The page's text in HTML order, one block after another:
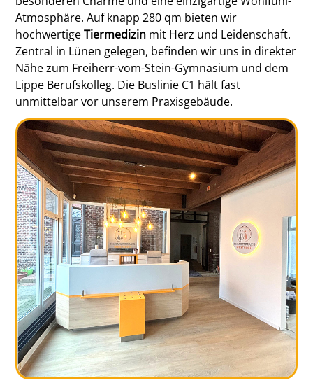
Atmosphäre. Auf knapp 280 qm bieten wir
hochwertigeTiermedizin mit Herz und Leidenschaft.
Zentral in Lünen gelegen, befinden wir uns in direkter
Nähe zum Freiherr-vom-Stein-Gymnasium und dem
Lippe Berufskolleg. Die Buslinie C1 hält fast
unmittelbar vor unserem Praxisgebäude.